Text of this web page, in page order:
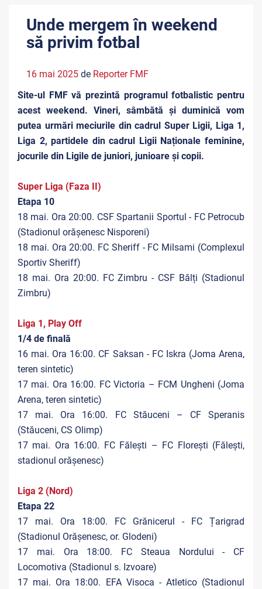
Unde mergem în weekend
să privim fotbal
16 mai 2025 de Reporter FMF
Site-ul FMF vă prezintă programul fotbalistic pentru
acest weekend. Vineri, sâmbătă și duminică vom
putea urmări meciurile din cadrul Super Ligii, Liga 1,
Liga 2, partidele din cadrul Ligii Naționale feminine,
jocurile din Ligile de juniori, junioare și copii.
Super Liga (Faza II)
Etapa 10
18 mai. Ora 20:00. CSF Spartanii Sportul - FC Petrocub
(Stadionul orășenesc Nisporeni)
18 mai. Ora 20:00. FC Sheriff - FC Milsami (Complexul
Sportiv Sheriff)
18 mai. Ora 20:00. FC Zimbru - CSF Bălți (Stadionul
Zimbru)
Liga 1, Play Off
1/4 de finală
16 mai. Ora 16:00. CF Saksan - FC Iskra (Joma Arena,
teren sintetic)
17 mai. Ora 16:00. FC Victoria – FCM Ungheni (Joma
Arena, teren sintetic)
17 mai. Ora 16:00. FC Stăuceni – CF Speranis
(Stăuceni, CS Olimp)
17 mai. Ora 16:00. FC Fălești – FC Florești (Fălești,
stadionul orășenesc)
Liga 2 (Nord)
Etapa 22
17 mai. Ora 18:00. FC Grănicerul - FC Țarigrad
(Stadionul Orășenesc, or. Glodeni)
17 mai. Ora 18:00. FC Steaua Nordului - CF
Locomotiva (Stadionul s. Izvoare)
17 mai. Ora 18:00. EFA Visoca - Atletico (Stadionul